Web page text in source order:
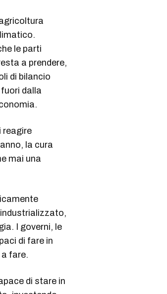
le parti
a prendere,
di bilancio
dalla
reagire
la cura
mai una
I governi, le
di fare in
fare.
di stare in